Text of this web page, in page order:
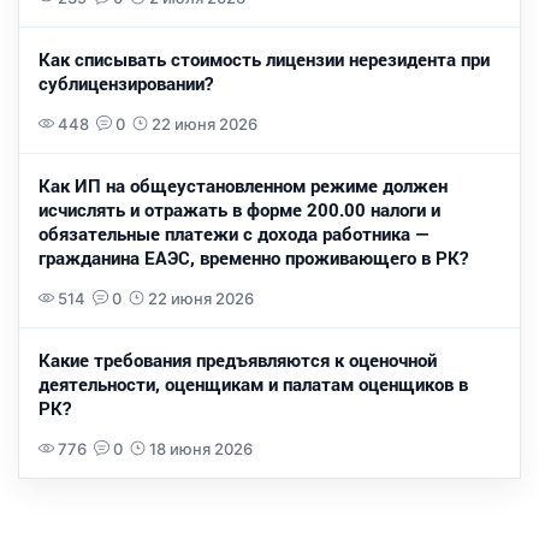
Как списывать стоимость лицензии нерезидента при
сублицензировании?
448 0 22 июня 2026
Как ИП на общеустановленном режиме должен
исчислять и отражать в форме 200.00 налоги и
обязательные платежи с дохода работника —
гражданина ЕАЭС, временно проживающего в РК?
514 0 22 июня 2026
Какие требования предъявляются к оценочной
деятельности, оценщикам и палатам оценщиков в
РК?
776 0 18 июня 2026